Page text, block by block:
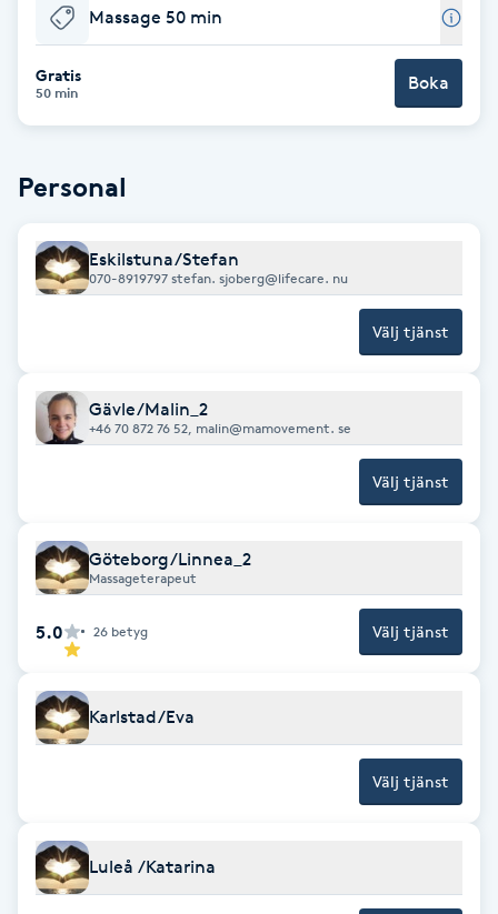
Babylights
Balayage
Barnklippning
Blowout
Brynformning
Brynfärgning
Brynplockning
Bröllopsuppsättning
Celluliter
Coachning
Massage 50 min
Gratis
50 min Boka
Personal
Eskilstuna/Stefan
070-8919797 stefan. sjoberg@lifecare. nu
Välj tjänst
Gävle/Malin_2
+46 70 872 76 52, malin@mamovement. se
Välj tjänst
Göteborg/Linnea_2
Massageterapeut
5.0 26 betyg Välj tjänst
Karlstad/Eva
Välj tjänst
Luleå /Katarina